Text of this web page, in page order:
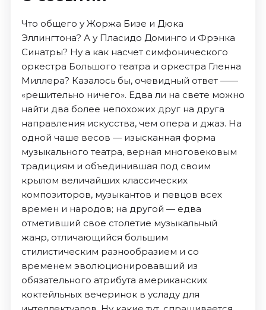
Что общего у Жоржа Бизе и Дюка
Эллингтона? А у Пласидо Доминго и Фрэнка
Синатры? Ну а как насчет симфонического
оркестра Большого театра и оркестра Гленна
Миллера? Казалось бы, очевидный ответ ——
«решительно ничего». Едва ли на свете можно
найти два более непохожих друг на друга
направления искусства, чем опера и джаз. На
одной чаше весов — изысканная форма
музыкального театра, верная многовековым
традициям и объединившая под своим
крылом величайших классических
композиторов, музыкантов и певцов всех
времен и народов; на другой — едва
отметивший свое столетие музыкальный
жанр, отличающийся большим
стилистическим разнообразием и со
временем эволюционировавший из
обязательного атрибута американских
коктейльных вечеринок в усладу для